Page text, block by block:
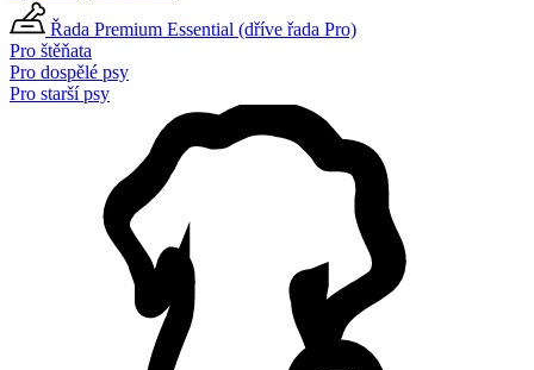
Řada Premium Essential (dříve řada Pro)
Pro štěňata
Pro dospělé psy
Pro starší psy